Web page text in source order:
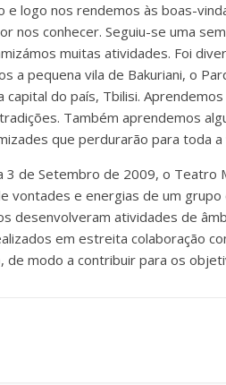
e logo nos rendemos às boas-
nos conhecer. Seguiu-se uma
muitas atividades. Foi
a pequena vila de Bakuriani, o
capital do país, Tbilisi.
Também aprendemos
que perdurarão para toda a
3 de Setembro de 2009, o Teatro
vontades e energias de um
desenvolveram atividades de
em estreita colaboração
de modo a contribuir para os